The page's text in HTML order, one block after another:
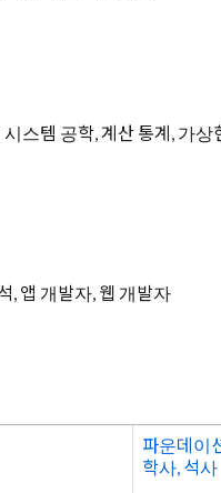
스템 공학, 계산 통계, 가상
, 앱 개발자, 웹 개발자
파운데이
학사, 석사